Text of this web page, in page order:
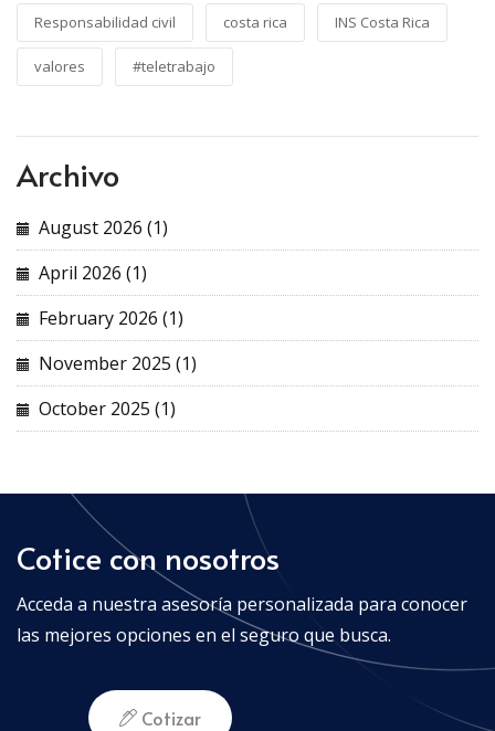
Responsabilidad civil costa rica INS Costa Rica
valores #teletrabajo
Archivo
August 2026 (1)
April 2026 (1)
February 2026 (1)
November 2025 (1)
October 2025 (1)
Cotice con nosotros
Acceda a nuestra asesoría personalizada para conocer
las mejores opciones en el seguro que busca.
Cotizar